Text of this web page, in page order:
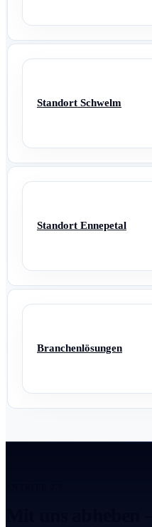
Standort Schwelm
Standort Ennepetal
Branchenlösungen